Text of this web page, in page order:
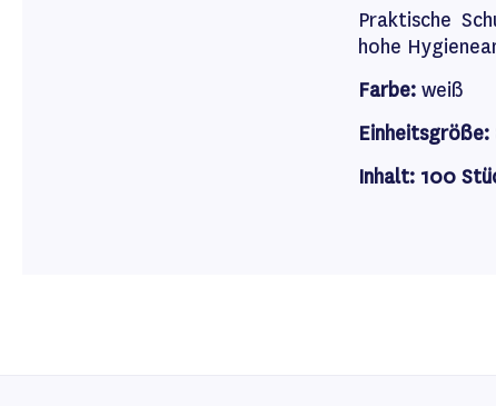
Praktische
hohe
Farbe: weiß
Einheitsgröße:
Inhalt: 100